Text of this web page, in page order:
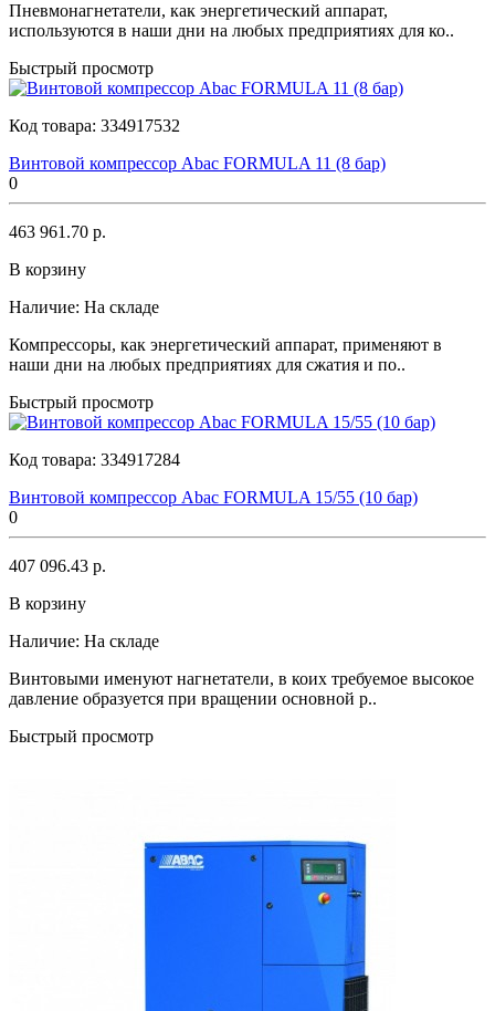
Пневмонагнетатели, как энергетический аппарат,
используются в наши дни на любых предприятиях для ко..
Быстрый просмотр
Код товара: 334917532
Винтовой компрессор Abac FORMULA 11 (8 бар)
0
463 961.70 р.
В корзину
Наличие: На складе
Компрессоры, как энергетический аппарат, применяют в
наши дни на любых предприятиях для сжатия и по..
Быстрый просмотр
Код товара: 334917284
Винтовой компрессор Abac FORMULA 15/55 (10 бар)
0
407 096.43 р.
В корзину
Наличие: На складе
Винтовыми именуют нагнетатели, в коих требуемое высокое
давление образуется при вращении основной р..
Быстрый просмотр